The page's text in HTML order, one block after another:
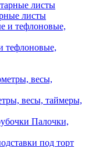
листы
тефлоновые,
весы, таймеры,
Палочки,